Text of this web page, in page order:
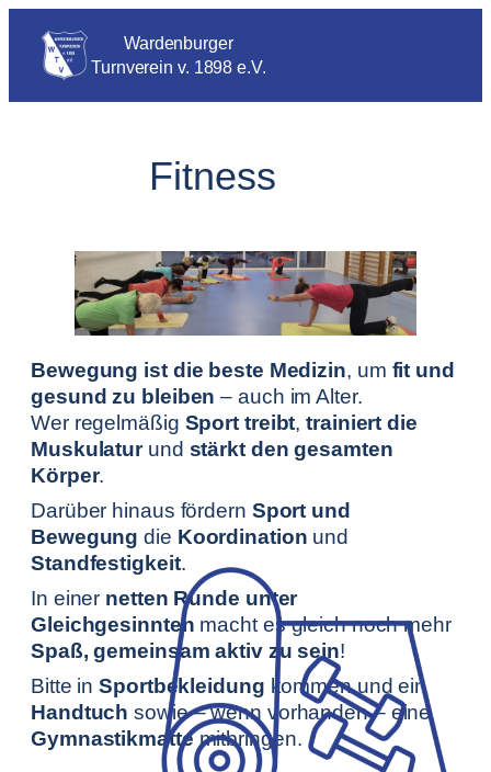
Wardenburger
Turnverein v. 1898 e.V.
Fitness
Bewegung ist die beste Medizin, um fit und
gesund zu bleiben – auch im Alter.
Wer regelmäßig Sport treibt,trainiert die
Muskulaturund stärkt den gesamten
Körper.
Darüber hinaus fördern Sport und
Bewegung die Koordination und
Standfestigkeit.
In einer netten Runde unter
Gleichgesinnten macht es gleich noch mehr
Spaß, gemeinsam aktiv zu sein!
Bitte inSportbekleidung kommen und ein
Handtuch sowie – wenn vorhanden – eine
Gymnastikmattemitbringen.